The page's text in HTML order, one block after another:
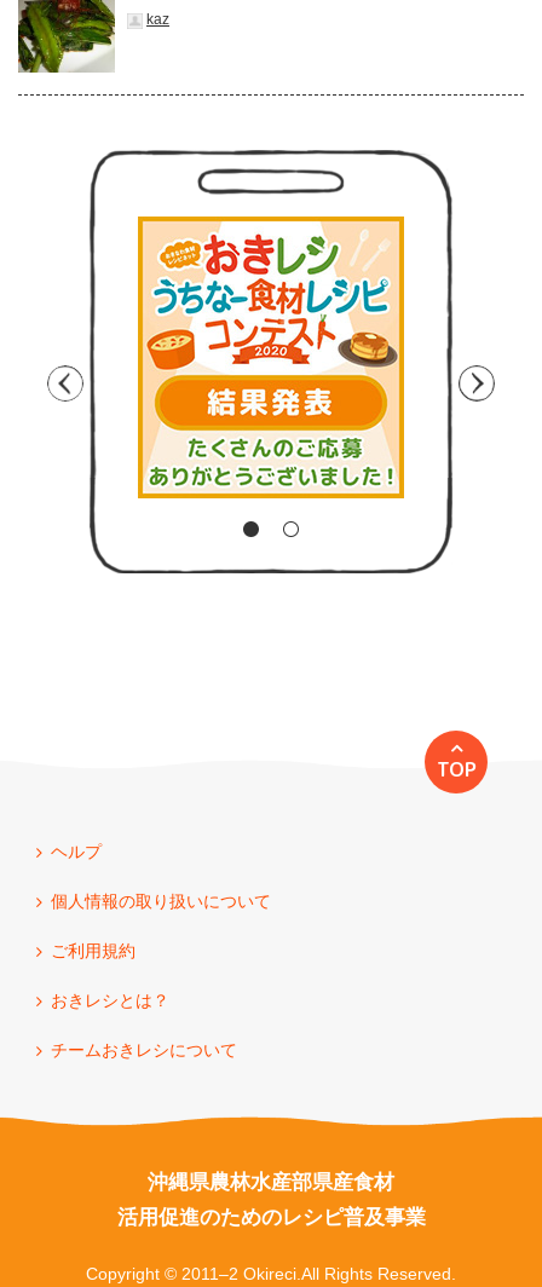
kaz
TOP
ヘルプ
個人情報の取り扱いについて
ご利用規約
おきレシとは？
チームおきレシについて
沖縄県農林水産部県産食材
活用促進のためのレシピ普及事業
Copyright © 2011–2 Okireci.All Rights Reserved.